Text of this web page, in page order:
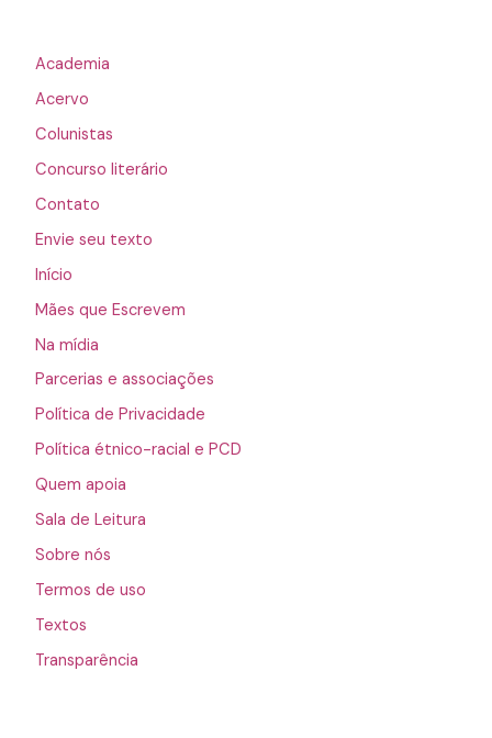
Academia
Acervo
Colunistas
Concurso literário
Contato
Envie seu texto
Início
Mães que Escrevem
Na mídia
Parcerias e associações
Política de Privacidade
Política étnico-racial e PCD
Quem apoia
Sala de Leitura
Sobre nós
Termos de uso
Textos
Transparência